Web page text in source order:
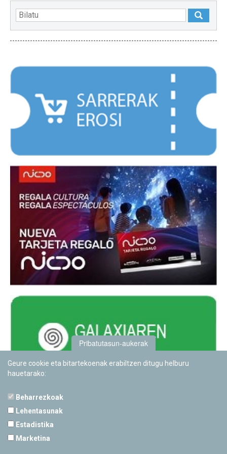
Pribatutasun-aukerak
Geure cookie eta bitartekoenak erabiltzen ditugu helburu
hauetarako:
Beharrezkoak
Lehentasunak
Estadistika
Marketina